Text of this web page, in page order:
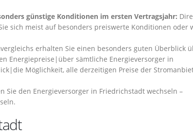
günstige Konditionen im ersten Vertragsjahr:
sich meist auf besonders preiswerte Konditionen oder
erhalten Sie einen besonders guten Überblick
Energiepreise|über sämtliche Energieversorger in
Möglichkeit, alle derzeitigen Preise der
Sie den Energieversorger in Friedrichstadt wechseln –